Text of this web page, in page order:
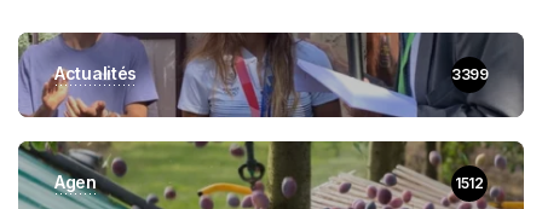
Actualités 3399
Agen 1512